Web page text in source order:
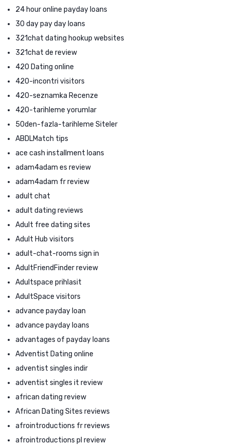
24 hour online payday loans
30 day pay day loans
321chat dating hookup websites
321chat de review
420 Dating online
420-incontri visitors
420-seznamka Recenze
420-tarihleme yorumlar
50den-fazla-tarihleme Siteler
ABDLMatch tips
ace cash installment loans
adam4adam es review
adam4adam fr review
adult chat
adult dating reviews
Adult free dating sites
Adult Hub visitors
adult-chat-rooms sign in
AdultFriendFinder review
Adultspace prihlasit
AdultSpace visitors
advance payday loan
advance payday loans
advantages of payday loans
Adventist Dating online
adventist singles indir
adventist singles it review
african dating review
African Dating Sites reviews
afrointroductions fr reviews
afrointroductions pl review